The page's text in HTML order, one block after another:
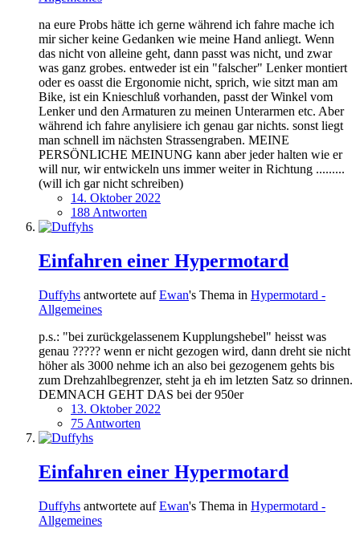
na eure Probs hätte ich gerne während ich fahre mache ich
mir sicher keine Gedanken wie meine Hand anliegt. Wenn
das nicht von alleine geht, dann passt was nicht, und zwar
was ganz grobes. entweder ist ein "falscher" Lenker montiert
oder es oasst die Ergonomie nicht, sprich, wie sitzt man am
Bike, ist ein Knieschluß vorhanden, passt der Winkel vom
Lenker und den Armaturen zu meinen Unterarmen etc. Aber
während ich fahre anylisiere ich genau gar nichts. sonst liegt
man schnell im nächsten Strassengraben. MEINE
PERSÖNLICHE MEINUNG kann aber jeder halten wie er
will nur, wir entwickeln uns immer weiter in Richtung .........
(will ich gar nicht schreiben)
14. Oktober 2022
188 Antworten
Einfahren einer Hypermotard
Duffyhs antwortete aufEwan's Thema in Hypermotard -
Allgemeines
p.s.: "bei zurückgelassenem Kupplungshebel" heisst was
genau ????? wenn er nicht gezogen wird, dann dreht sie nicht
höher als 3000 nehme ich an also bei gezogenem gehts bis
zum Drehzahlbegrenzer, steht ja eh im letzten Satz so drinnen.
DEMNACH GEHT DAS bei der 950er
13. Oktober 2022
75 Antworten
Einfahren einer Hypermotard
Duffyhs antwortete aufEwan's Thema in Hypermotard -
Allgemeines